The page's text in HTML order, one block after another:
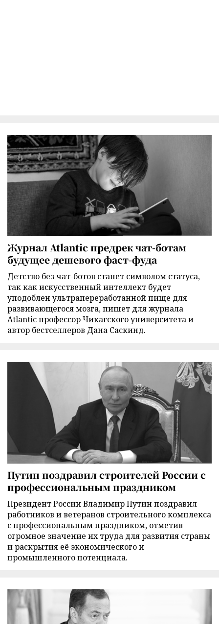
Журнал Atlantic предрек чат-ботам
будущее дешевого фаст-фуда
Детство без чат-ботов станет символом статуса,
так как искусственный интеллект будет
уподоблен ультрапереработанной пище для
развивающегося мозга, пишет для журнала
Atlantic профессор Чикагского университета и
автор бестселлеров Дана Саскинд.
Путин поздравил строителей России с
профессиональным праздником
Президент России Владимир Путин поздравил
работников и ветеранов строительного комплекса
с профессиональным праздником, отметив
огромное значение их труда для развития страны
и раскрытия её экономического и
промышленного потенциала.